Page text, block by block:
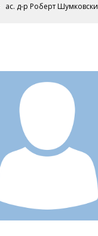
ас. д-р Роберт Шумковски